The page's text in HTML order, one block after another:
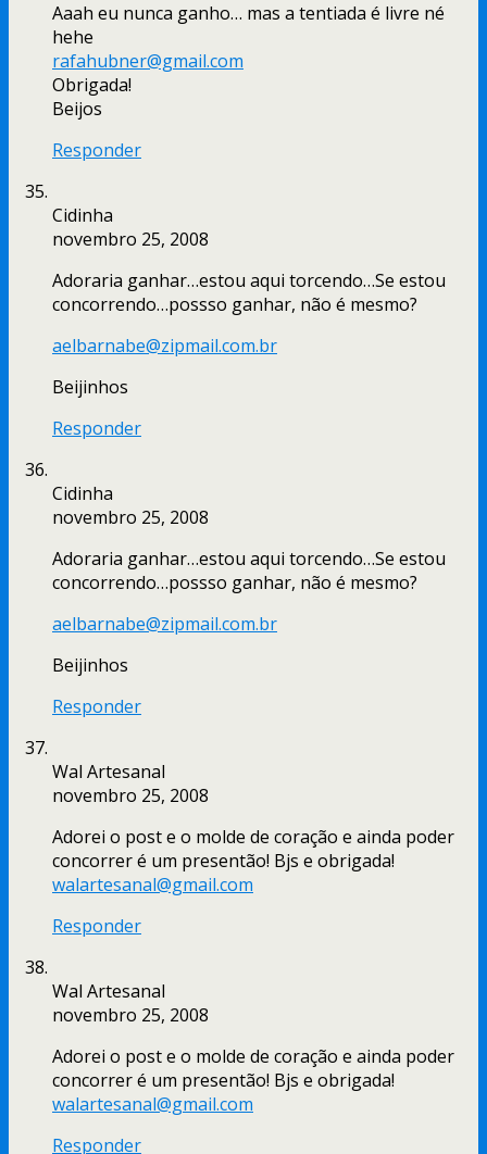
Aaah eu nunca ganho… mas a tentiada é livre né
hehe
rafahubner@gmail.com
Obrigada!
Beijos
Responder
Cidinha
novembro 25, 2008
Adoraria ganhar…estou aqui torcendo…Se estou
concorrendo…possso ganhar, não é mesmo?
aelbarnabe@zipmail.com.br
Beijinhos
Responder
Cidinha
novembro 25, 2008
Adoraria ganhar…estou aqui torcendo…Se estou
concorrendo…possso ganhar, não é mesmo?
aelbarnabe@zipmail.com.br
Beijinhos
Responder
Wal Artesanal
novembro 25, 2008
Adorei o post e o molde de coração e ainda poder
concorrer é um presentão! Bjs e obrigada!
walartesanal@gmail.com
Responder
Wal Artesanal
novembro 25, 2008
Adorei o post e o molde de coração e ainda poder
concorrer é um presentão! Bjs e obrigada!
walartesanal@gmail.com
Responder